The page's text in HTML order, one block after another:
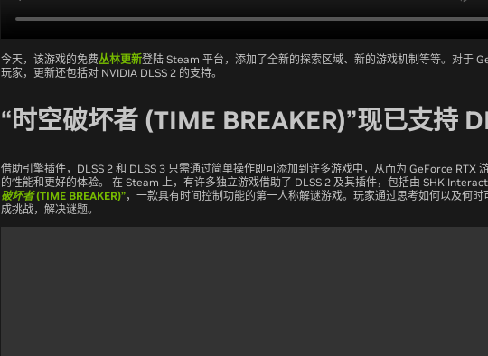
今天，该游戏的免费丛林更新登陆 Steam 平台，添加了全新的探索区域、新的游戏机制等等。对于
玩家，更新还包括对 NVIDIA DLSS 2 的支持。
“时空破坏者 (TIME BREAKER)”现已支持
借助引擎插件，DLSS 2 和 DLSS 3 只需通过简单操作即可添加到许多游戏中，从而为 GeForce RTX
的性能和更好的体验。 在 Steam 上，有许多独立游戏借助了 DLSS 2 及其插件，包括由 SHK
破坏者 (TIME BREAKER)”，一款具有时间控制功能的第一人称解谜游戏。玩家通过思考如何以及何时
成挑战，解决谜题。